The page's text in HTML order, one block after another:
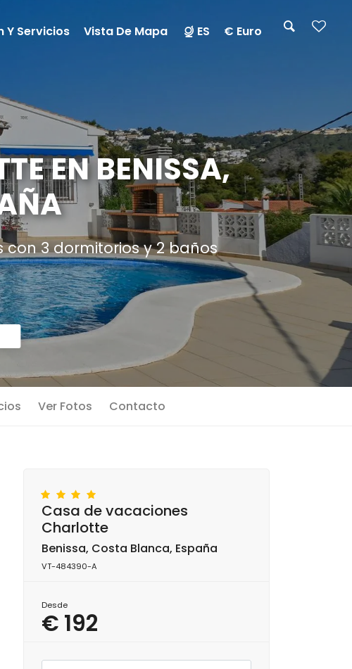
EN BENISSA,
3 dormitorios y 2 baños
Ver Fotos Contacto
Casa de vacaciones
Charlotte
Benissa, Costa Blanca, España
VT-484390-A
Desde
€ 192
Y Servicios Vista De Mapa ES € Euro